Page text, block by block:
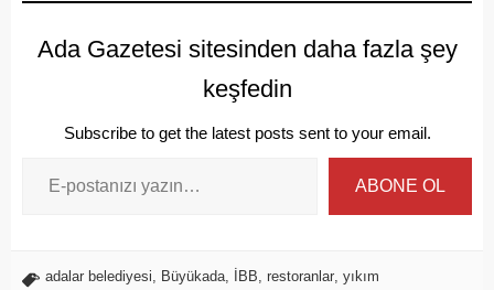
Ada Gazetesi sitesinden daha fazla şey
keşfedin
Subscribe to get the latest posts sent to your email.
ABONE OL
adalar belediyesi Büyükada İBB restoranlar yıkım